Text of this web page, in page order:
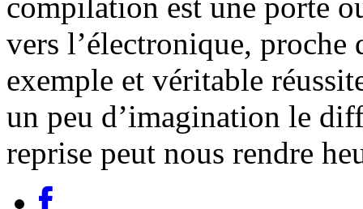
vers l’électronique,
exemple et véritable
un peu d’imagination le
reprise peut nous rendre